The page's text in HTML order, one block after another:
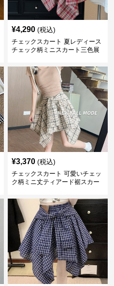
¥4,290 (税込)
チェックスカート 夏レディース
チェック柄ミニスカート三色展
¥3,370 (税込)
チェックスカート 可愛いチェッ
ク柄ミニ丈ティアード裾スカー